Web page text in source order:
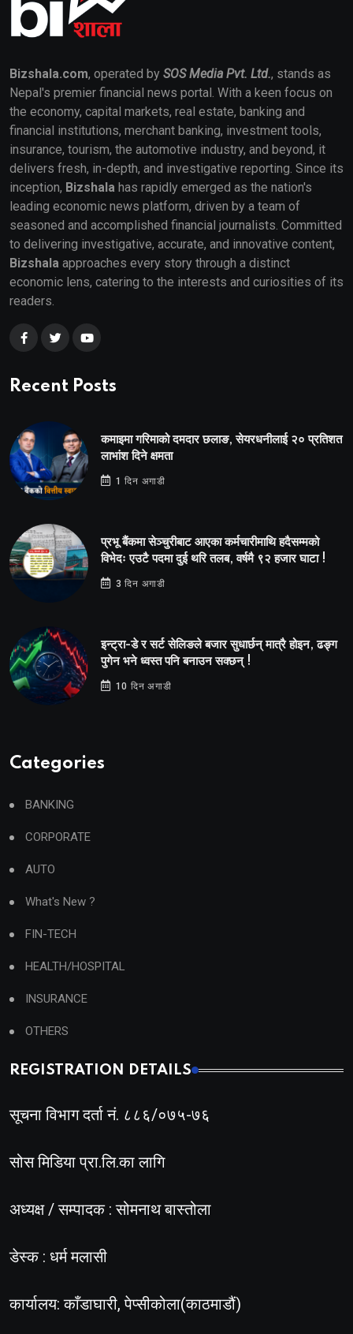
Bizshala.com, operated by SOS Media Pvt. Ltd., stands as
Nepal's premier financial news portal. With a keen focus on
the economy, capital markets, real estate, banking and
financial institutions, merchant banking, investment tools,
insurance, tourism, the automotive industry, and beyond, it
delivers fresh, in-depth, and investigative reporting. Since its
inception, Bizshala has rapidly emerged as the nation's
leading economic news platform, driven by a team of
seasoned and accomplished financial journalists. Committed
to delivering investigative, accurate, and innovative content,
Bizshala approaches every story through a distinct
economic lens, catering to the interests and curiosities of its
readers.
Recent Posts
कमाइमा गरिमाको दमदार छलाङ, सेयरधनीलाई २० प्रतिशत
लाभांश दिने क्षमता
1 दिन अगाडी
प्रभू बैंकमा सेञ्चुरीबाट आएका कर्मचारीमाथि हदैसम्मको
विभेदः एउटै पदमा दुई थरि तलब, वर्षमै ९२ हजार घाटा !
3 दिन अगाडी
इन्ट्रा-डे र सर्ट सेलिङले बजार सुधार्छन् मात्रै होइन, ढङ्ग
पुगेन भने ध्वस्त पनि बनाउन सक्छन् !
10 दिन अगाडी
Categories
BANKING
CORPORATE
AUTO
What's New ?
FIN-TECH
HEALTH/HOSPITAL
INSURANCE
OTHERS
REGISTRATION DETAILS
सूचना विभाग दर्ता नं. ८८६/०७५-७६
सोस मिडिया प्रा.लि.का लागि
अध्यक्ष / सम्पादक : सोमनाथ बास्तोला
डेस्क : धर्म मलासी
कार्यालय: काँडाघारी, पेप्सीकोला(काठमाडौं)